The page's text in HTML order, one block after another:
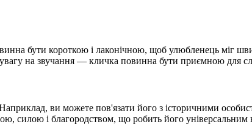
бути короткою і лаконічною, щоб улюбленець міг
увагу на звучання — кличка повинна бути приємною для
ви можете пов'язати його з історичними
силою і благородством, що робить його універсальним